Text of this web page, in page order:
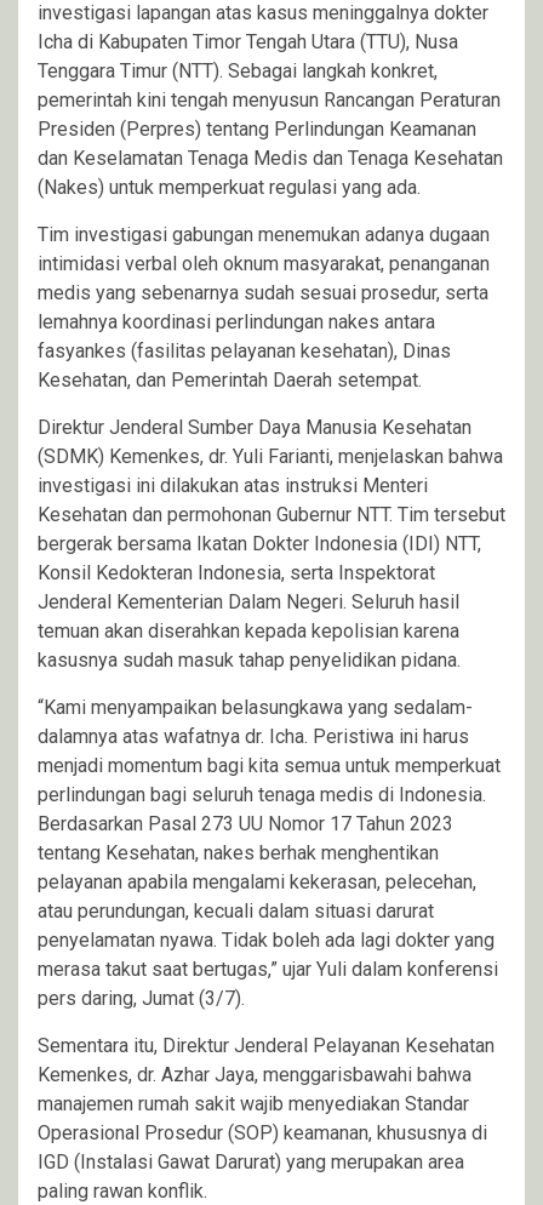
investigasi lapangan atas kasus meninggalnya dokter
Icha di Kabupaten Timor Tengah Utara (TTU), Nusa
Tenggara Timur (NTT). Sebagai langkah konkret,
pemerintah kini tengah menyusun Rancangan Peraturan
Presiden (Perpres) tentang Perlindungan Keamanan
dan Keselamatan Tenaga Medis dan Tenaga Kesehatan
(Nakes) untuk memperkuat regulasi yang ada.
Tim investigasi gabungan menemukan adanya dugaan
intimidasi verbal oleh oknum masyarakat, penanganan
medis yang sebenarnya sudah sesuai prosedur, serta
lemahnya koordinasi perlindungan nakes antara
fasyankes (fasilitas pelayanan kesehatan), Dinas
Kesehatan, dan Pemerintah Daerah setempat.
Direktur Jenderal Sumber Daya Manusia Kesehatan
(SDMK) Kemenkes, dr. Yuli Farianti, menjelaskan bahwa
investigasi ini dilakukan atas instruksi Menteri
Kesehatan dan permohonan Gubernur NTT. Tim tersebut
bergerak bersama Ikatan Dokter Indonesia (IDI) NTT,
Konsil Kedokteran Indonesia, serta Inspektorat
Jenderal Kementerian Dalam Negeri. Seluruh hasil
temuan akan diserahkan kepada kepolisian karena
kasusnya sudah masuk tahap penyelidikan pidana.
“Kami menyampaikan belasungkawa yang sedalam-
dalamnya atas wafatnya dr. Icha. Peristiwa ini harus
menjadi momentum bagi kita semua untuk memperkuat
perlindungan bagi seluruh tenaga medis di Indonesia.
Berdasarkan Pasal 273 UU Nomor 17 Tahun 2023
tentang Kesehatan, nakes berhak menghentikan
pelayanan apabila mengalami kekerasan, pelecehan,
atau perundungan, kecuali dalam situasi darurat
penyelamatan nyawa. Tidak boleh ada lagi dokter yang
merasa takut saat bertugas,” ujar Yuli dalam konferensi
pers daring, Jumat (3/7).
Sementara itu, Direktur Jenderal Pelayanan Kesehatan
Kemenkes, dr. Azhar Jaya, menggarisbawahi bahwa
manajemen rumah sakit wajib menyediakan Standar
Operasional Prosedur (SOP) keamanan, khususnya di
IGD (Instalasi Gawat Darurat) yang merupakan area
paling rawan konflik.